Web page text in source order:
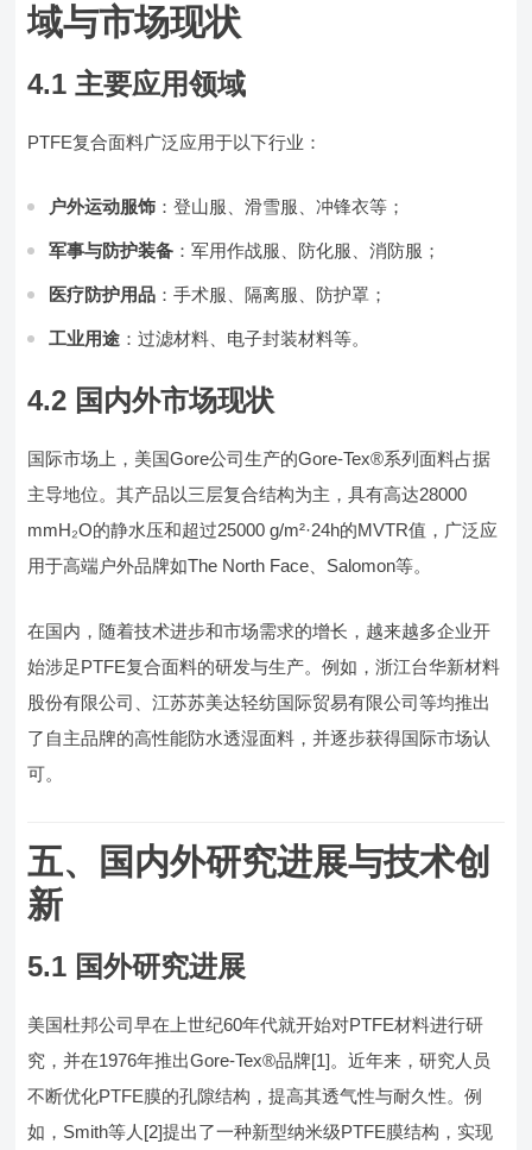
域与市场现状
4.1 主要应用领域
PTFE复合面料广泛应用于以下行业：
户外运动服饰 ：登山服、滑雪服、冲锋衣等；
军事与防护装备 ：军用作战服、防化服、消防服；
医疗防护用品 ：手术服、隔离服、防护罩；
工业用途 ：过滤材料、电子封装材料等。
4.2 国内外市场现状
国际市场上，美国Gore公司生产的Gore-Tex®系列面料占据
主导地位。其产品以三层复合结构为主，具有高达28000
mmH₂O的静水压和超过25000 g/m²·24h的MVTR值，广泛应
用于高端户外品牌如The North Face、Salomon等。
在国内，随着技术进步和市场需求的增长，越来越多企业开
始涉足PTFE复合面料的研发与生产。例如，浙江台华新材料
股份有限公司、江苏苏美达轻纺国际贸易有限公司等均推出
了自主品牌的高性能防水透湿面料，并逐步获得国际市场认
可。
五、国内外研究进展与技术创
新
5.1 国外研究进展
美国杜邦公司早在上世纪60年代就开始对PTFE材料进行研
究，并在1976年推出Gore-Tex®品牌[1]。近年来，研究人员
不断优化PTFE膜的孔隙结构，提高其透气性与耐久性。例
如，Smith等人[2]提出了一种新型纳米级PTFE膜结构，实现